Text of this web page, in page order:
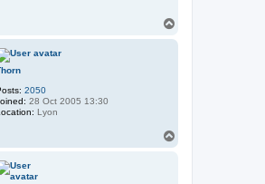
2050
28 Oct 2005 13:30
Lyon